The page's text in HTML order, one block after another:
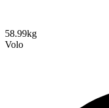
58.99kg
Volo